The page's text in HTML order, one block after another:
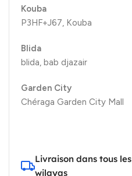
Kouba
P3HF+J67, Kouba
Blida
blida, bab djazair
Garden City
Chéraga Garden City Mall
Livraison dans tous les
wilayas